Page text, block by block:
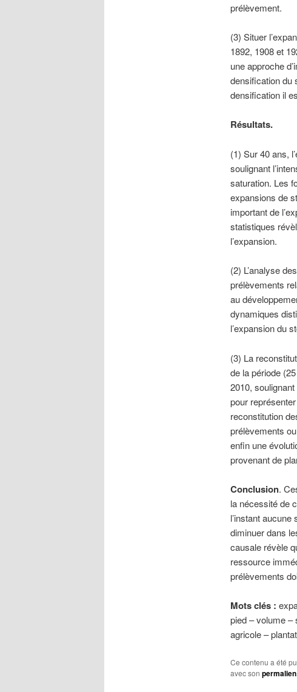
prélèvement.
(3) Situer
1892, 1908 et
une approche
densification du
densification il
Résultats.
(1) Sur 40 ans,
soulignant
saturation. Les
expansions de
important de
statistiques
l’expansion.
(2) L’analyse
prélèvements
au
dynamiques
l’expansion du
(3) La
de la période
2010,
pour
reconstitution
prélèvements
enfin une
provenant de
Conclusion.
la nécessité de
l’instant
diminuer dans
causale révèle
ressource
prélèvements
Mots clés :
pied – volume –
agricole –
Ce contenu a été
avec son permalien.